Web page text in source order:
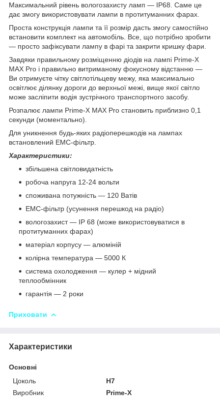
Максимальний рівень вологозахисту ламп — IP68. Саме це
дає змогу використовувати лампи в протитуманних фарах.
Проста конструкція лампи та її розмір дасть змогу самостійно
встановити комплект на автомобіль. Все, що потрібно зробити
— просто зафіксувати лампу в фарі та закрити кришку фари.
Завдяки правильному розміщенню діодів на лампі Prime-X
MAX Pro і правильно витриманому фокусному відстанню —
Ви отримуєте чітку світлотільцеву межу, яка максимально
освітлює ділянку дороги до верхньої межі, вище якої світло
може засліпити водія зустрічного транспортного засобу.
Розпалює лампи Prime-X MAX Pro становить приблизно 0,1
секунди (моментально).
Для уникнення будь-яких радіоперешкодів на лампах
встановлений EMC-фільтр.
Характеристики:
збільшена світловидатність
робоча напруга 12-24 вольти
споживана потужність — 120 Ватів
EMC-фільтр (усунення перешкод на радіо)
вологозахист — IP 68 (може використовуватися в
протитуманних фарах)
матеріал корпусу — алюміній
колірна температура — 5000 К
система охолодження — кулер + мідний
теплообмінник
гарантія — 2 роки
Приховати
Характеристики
Основні
Цоколь
H7
Виробник
Prime-X